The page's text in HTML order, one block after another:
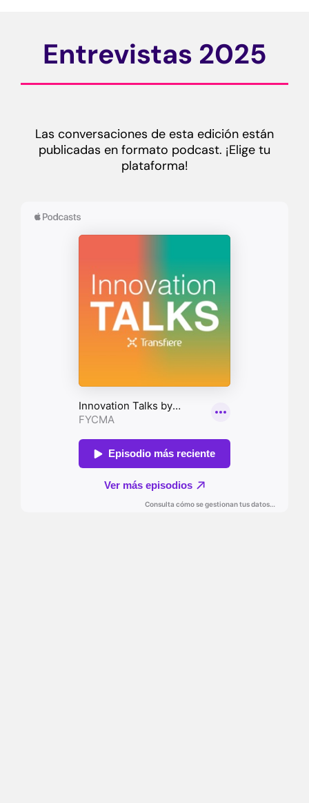
Entrevistas 2025
Las conversaciones de esta edición están
publicadas en formato podcast. ¡Elige tu
plataforma!